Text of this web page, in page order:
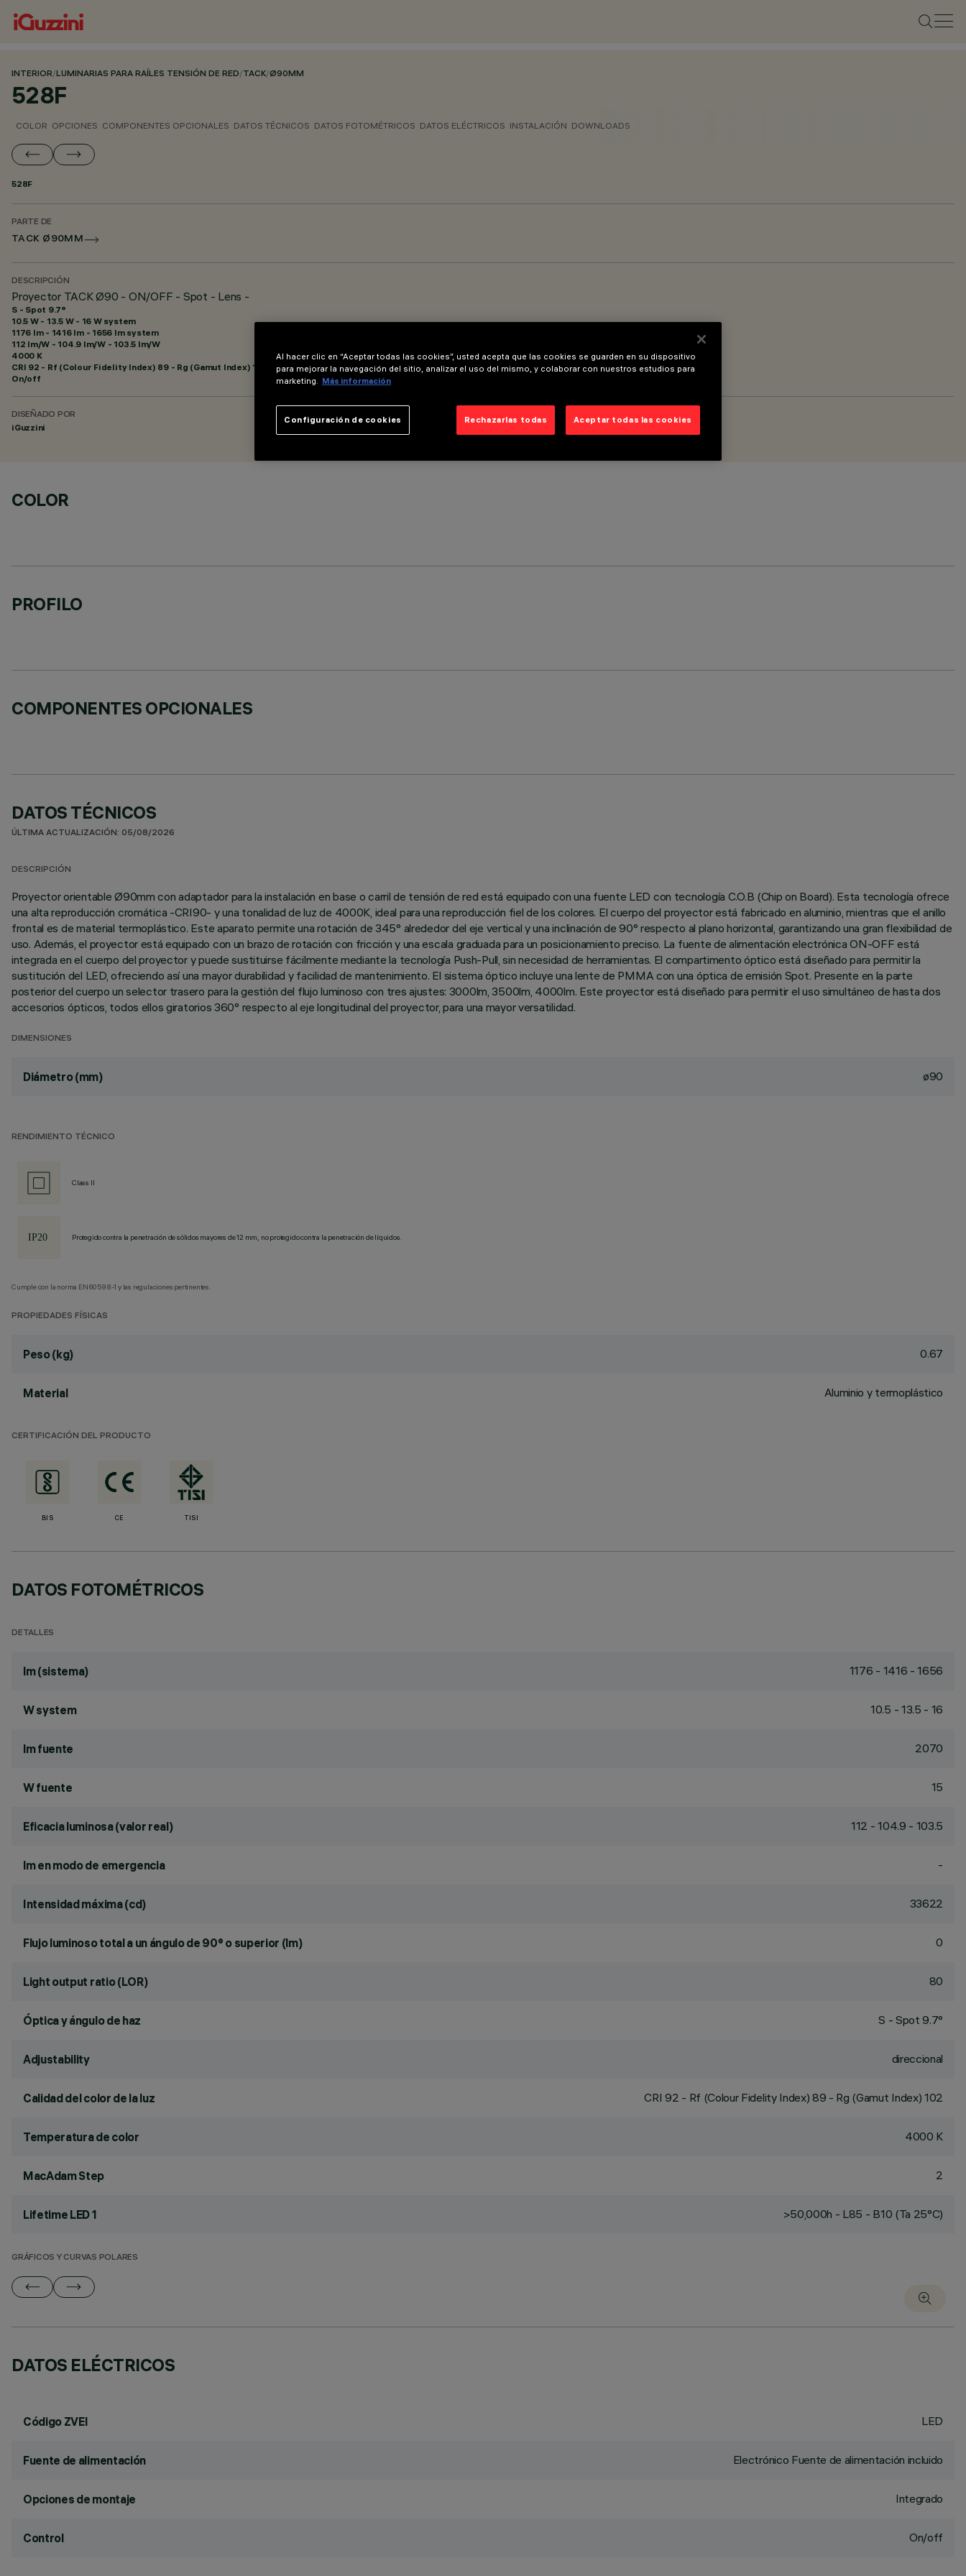
INTERIOR/LUMINARIAS PARA RAÍLES TENSIÓN DE RED/TACK/Ø90MM
528F
COLOR OPCIONES COMPONENTES OPCIONALES DATOS TÉCNICOS DATOS FOTOMÉTRICOS DATOS ELÉCTRICOS INSTALACIÓN DOWNLOADS
528F
PARTE DE
TACK Ø90MM
DESCRIPCIÓN
Proyector TACK Ø90 - ON/OFF - Spot - Lens -
S - Spot 9.7°
10.5 W - 13.5 W - 16 W system
1176 lm - 1416 lm - 1656 lm system
112 lm/W - 104.9 lm/W - 103.5 lm/W
4000 K
CRI 92 - Rf (Colour Fidelity Index) 89 - Rg (Gamut Index) 102
On/off
DISEÑADO POR
iGuzzini
COLOR
PROFILO
COMPONENTES OPCIONALES
DATOS TÉCNICOS
ÚLTIMA ACTUALIZACIÓN: 05/08/2026
DESCRIPCIÓN
Proyector orientable Ø90mm con adaptador para la instalación en base o carril de tensión de red está equipado con una fuente LED con tecnología C.O.B (Chip on Board). Esta tecnología ofrece
una alta reproducción cromática -CRI90- y una tonalidad de luz de 4000K, ideal para una reproducción fiel de los colores. El cuerpo del proyector está fabricado en aluminio, mientras que el anillo
frontal es de material termoplástico. Este aparato permite una rotación de 345° alrededor del eje vertical y una inclinación de 90° respecto al plano horizontal, garantizando una gran flexibilidad de
uso. Además, el proyector está equipado con un brazo de rotación con fricción y una escala graduada para un posicionamiento preciso. La fuente de alimentación electrónica ON-OFF está
integrada en el cuerpo del proyector y puede sustituirse fácilmente mediante la tecnología Push-Pull, sin necesidad de herramientas. El compartimento óptico está diseñado para permitir la
sustitución del LED, ofreciendo así una mayor durabilidad y facilidad de mantenimiento. El sistema óptico incluye una lente de PMMA con una óptica de emisión Spot. Presente en la parte
posterior del cuerpo un selector trasero para la gestión del flujo luminoso con tres ajustes: 3000lm, 3500lm, 4000lm. Este proyector está diseñado para permitir el uso simultáneo de hasta dos
accesorios ópticos, todos ellos giratorios 360° respecto al eje longitudinal del proyector, para una mayor versatilidad.
DIMENSIONES
Diámetro (mm) ø90
RENDIMIENTO TÉCNICO
Class II
Protegido contra la penetración de sólidos mayores de 12 mm, no protegido contra la penetración de líquidos.
Cumple con la norma EN60598-1 y las regulaciones pertinentes.
PROPIEDADES FÍSICAS
Peso (kg) 0.67
Material Aluminio y termoplástico
CERTIFICACIÓN DEL PRODUCTO
BIS CE TISI
DATOS FOTOMÉTRICOS
DETALLES
lm (sistema) 1176 - 1416 - 1656
W system 10.5 - 13.5 - 16
lm fuente 2070
W fuente 15
Eficacia luminosa (valor real) 112 - 104.9 - 103.5
lm en modo de emergencia -
Intensidad máxima (cd) 33622
Flujo luminoso total a un ángulo de 90° o superior (lm) 0
Light output ratio (LOR) 80
Óptica y ángulo de haz S - Spot 9.7°
Adjustability direccional
Calidad del color de la luz CRI92 - Rf (Colour Fidelity Index) 89 - Rg (Gamut Index) 102
Temperatura de color 4000 K
MacAdam Step 2
Lifetime LED 1 >50,000h - L85 - B10 (Ta 25°C)
GRÁFICOS Y CURVAS POLARES
DATOS ELÉCTRICOS
Código ZVEI LED
Fuente de alimentación Electrónico Fuente de alimentación incluido
Opciones de montaje Integrado
Control On/off
Al hacer clic en “Aceptar todas las cookies”, usted acepta que las cookies se guarden en su dispositivo
para mejorar la navegación del sitio, analizar el uso del mismo, y colaborar con nuestros estudios para
marketing. Más información
Rechazarlas todas Aceptar todas las cookies
Configuración de cookies